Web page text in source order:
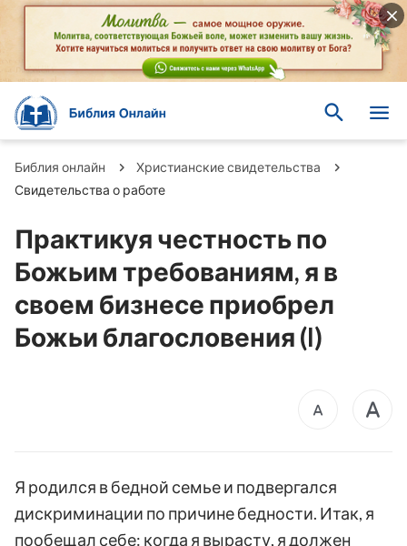
Библия онлайн
Христианские свидетельства
Свидетельства о работе
Практикуя честность по
Божьим требованиям, я в
своем бизнесе приобрел
Божьи благословения (I)
Я родился в бедной семье и подвергался
дискриминации по причине бедности. Итак, я
пообещал себе: когда я вырасту, я должен